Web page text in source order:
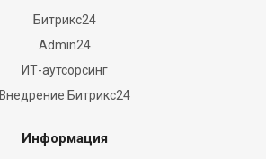
Битрикс24
Admin24
ИТ-аутсорсинг
Внедрение Битрикс24
Информация